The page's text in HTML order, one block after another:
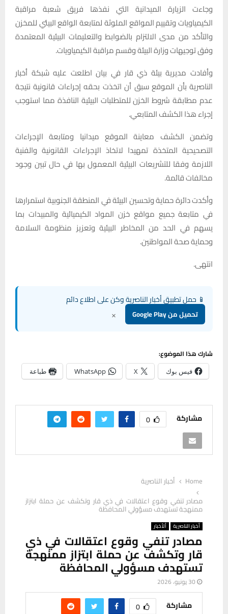
وجاءت الزيارة الميدانية التي نفذها فريق شعبة مراقبة
الكيمياويات وتقييم المواقع الملوثة لمتابعة الواقع البيئي للمخزن
والتأكد من مدى الالتزام بالضوابط والتعليمات البيئية المعتمدة
وفق توجيهات وزارة البيئة وقسم مراقبة الكيمياويات.
وأفادت مديرية بيئة ذي قار في بيان اطلعت عليه شبكة أخبار
الناصرية بأن الموقع سبق أن اتخذت بحقه إجراءات قانونية نتيجة
عدم مطابقة شروط الخزن للمتطلبات البيئية النافذة مما استوجب
إجراء هذا الكشف المتابعي.
وتضمن الكشف معاينة الموقع ميدانيا ومتابعة الإجراءات
التصحيحية المتخذة تمهيدا لاتخاذ الإجراءات القانونية والفنية
اللازمة وفقا للتشريعات البيئية المعمول بها في حال تبين وجود
مخالفات قائمة.
وأكدت دائرة حماية وتحسين البيئة في المنطقة الجنوبية استمرارها
في متابعة جميع مواقع خزن المواد الكيميائية والمبيدات بما
يسهم في الحد من المخاطر البيئية وتعزيز منظومة السلامة
وحماية صحة المواطنين.
انتهى.
📱 حمل تطبيق أخبار الناصرية وكن على اطلاع دائم
تحميل من Google Play ×
شارك هذا الموضوع:
فيس بوك X
WhatsApp طباعة
مشاركة 0
Home
أخبار الناصرية
مصادر تنفي وقوع اعتقالات في ذي قار وتكشف عن حملة ابتزاز
ممنهجة تستهدف مسؤولي المحافظة
أخبار الناصرية ألأخبار
مصادر تنفي وقوع اعتقالات في ذي
قار وتكشف عن حملة ابتزاز ممنهجة
تستهدف مسؤولي المحافظة
30 يونيو، 2026
مشاركة 0